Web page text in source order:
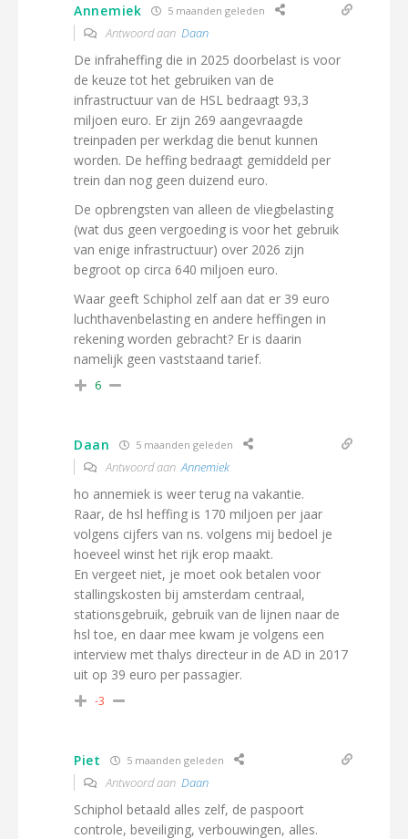
Annemiek 5 maanden geleden
Antwoord aan Daan
De infraheffing die in 2025 doorbelast is voor
de keuze tot het gebruiken van de
infrastructuur van de HSL bedraagt 93,3
miljoen euro. Er zijn 269 aangevraagde
treinpaden per werkdag die benut kunnen
worden. De heffing bedraagt gemiddeld per
trein dan nog geen duizend euro.
De opbrengsten van alleen de vliegbelasting
(wat dus geen vergoeding is voor het gebruik
van enige infrastructuur) over 2026 zijn
begroot op circa 640 miljoen euro.
Waar geeft Schiphol zelf aan dat er 39 euro
luchthavenbelasting en andere heffingen in
rekening worden gebracht? Er is daarin
namelijk geen vaststaand tarief.
6
Daan 5 maanden geleden
Antwoord aanAnnemiek
ho annemiek is weer terug na vakantie.
Raar, de hsl heffing is 170 miljoen per jaar
volgens cijfers van ns. volgens mij bedoel je
hoeveel winst het rijk erop maakt.
En vergeet niet, je moet ook betalen voor
stallingskosten bij amsterdam centraal,
stationsgebruik, gebruik van de lijnen naar de
hsl toe, en daar mee kwam je volgens een
interview met thalys directeur in de AD in 2017
uit op 39 euro per passagier.
-3
Piet 5 maanden geleden
Antwoord aan Daan
Schiphol betaald alles zelf, de paspoort
controle, beveiliging, verbouwingen, alles.